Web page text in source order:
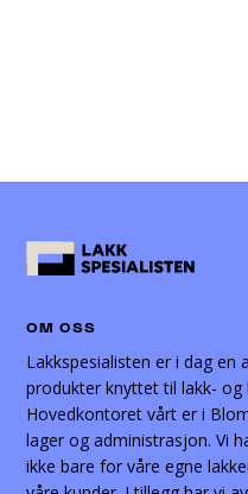
OM OSS
Lakkspesialisten er i dag
produkter knyttet til lakk- og
Hovedkontoret vårt er i
lager og administrasjon. Vi
ikke bare for våre egne